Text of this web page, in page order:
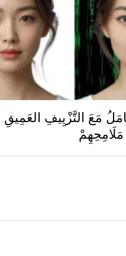
مَعَ التَّزْيِيفِ
مَلَامِحِهِمْ